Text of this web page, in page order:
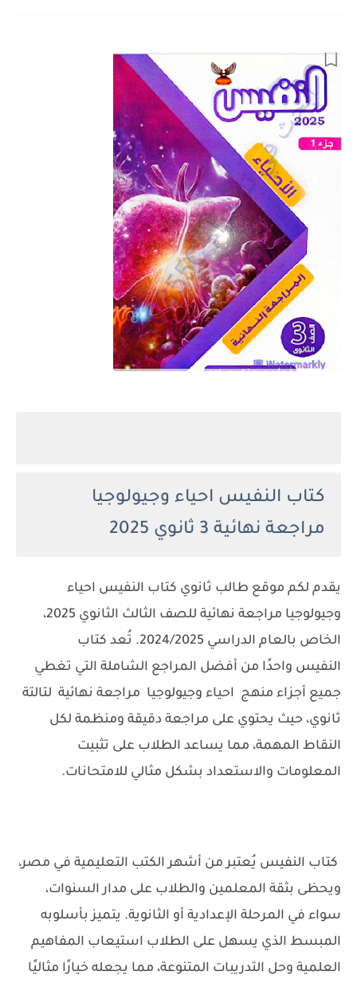
كتاب النفيس احياء وجيولوجيا
مراجعة نهائية 3 ثانوي 2025
يقدم لكم موقع طالب ثانوي كتاب النفيس احياء
وجيولوجيا مراجعة نهائية للصف الثالث الثانوي 2025،
الخاص بالعام الدراسي 2024/2025. تُعد كتاب
النفيس واحدًا من أفضل المراجع الشاملة التي تغطي
جميع أجزاء منهج احياء وجيولوجيا مراجعة نهائية لتالتة
ثانوي، حيث يحتوي على مراجعة دقيقة ومنظمة لكل
النقاط المهمة، مما يساعد الطلاب على تثبيت
المعلومات والاستعداد بشكل مثالي للامتحانات.
كتاب النفيس يُعتبر من أشهر الكتب التعليمية في مصر،
ويحظى بثقة المعلمين والطلاب على مدار السنوات،
سواء في المرحلة الإعدادية أو الثانوية. يتميز بأسلوبه
المبسط الذي يسهل على الطلاب استيعاب المفاهيم
العلمية وحل التدريبات المتنوعة، مما يجعله خيارًا مثاليًا